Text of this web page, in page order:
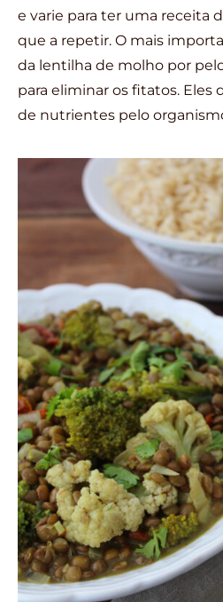
e varie para ter uma receita
que a repetir. O mais
da lentilha de molho por
para eliminar os fitatos. Eles
de nutrientes pelo